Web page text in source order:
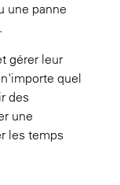
une panne
gérer leur
quel
des
une
les temps